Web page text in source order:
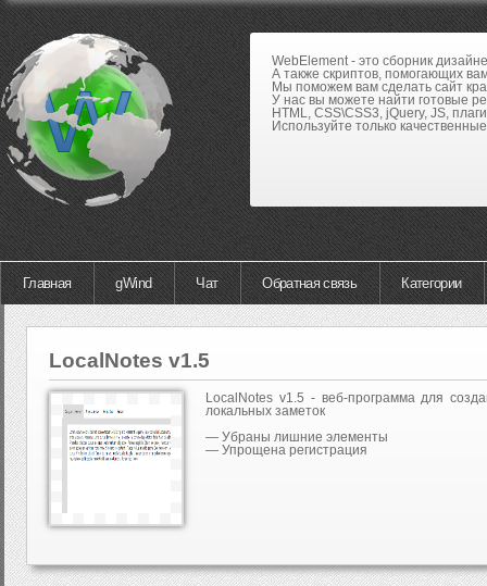
WebElement - это сборник
А также скриптов, помогающих
Мы поможем вам сделать сайт
У нас вы можете найти готовые
HTML, CSS\CSS3, jQuery, JS,
Используйте только
Главная gWind Чат Обратная связь Категории
LocalNotes v1.5
LocalNotes v1.5 - веб-программа для
локальных заметок
— Убраны лишние элементы
— Упрощена регистрация